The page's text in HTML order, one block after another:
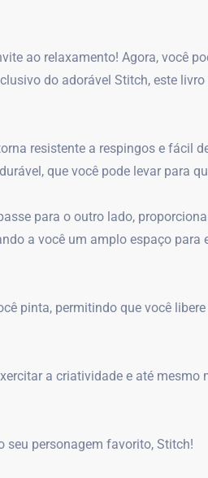
ao relaxamento! Agora, você
do adorável Stitch, este
resistente a respingos e fácil
que você pode levar para
para o outro lado,
a você um amplo espaço para
pinta, permitindo que você
a criatividade e até mesmo
seu personagem favorito, Stitch!